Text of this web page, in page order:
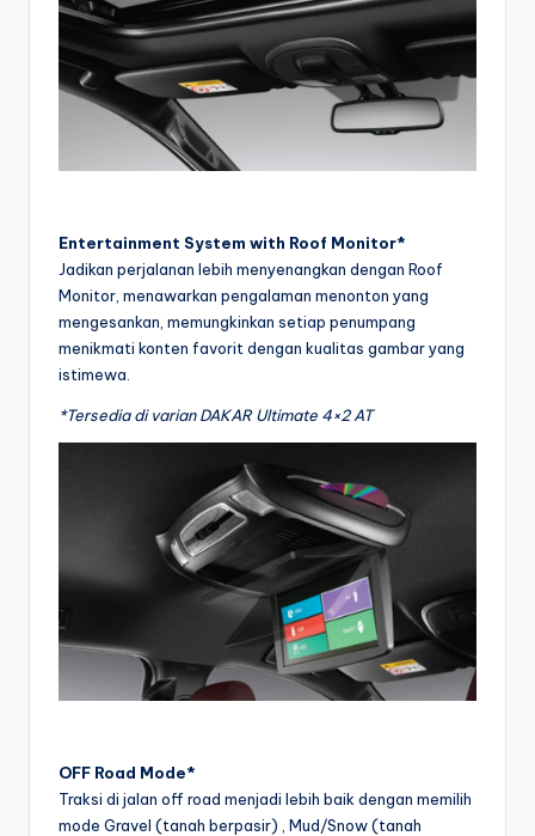
Entertainment System with Roof Monitor*
Jadikan perjalanan lebih menyenangkan dengan Roof
Monitor, menawarkan pengalaman menonton yang
mengesankan, memungkinkan setiap penumpang
menikmati konten favorit dengan kualitas gambar yang
istimewa.
*Tersedia di varian DAKAR Ultimate 4×2 AT
OFF Road Mode*
Traksi di jalan off road menjadi lebih baik dengan memilih
mode Gravel (tanah berpasir) , Mud/Snow (tanah